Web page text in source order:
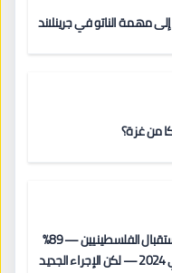
مهمة الناتو في جرينلاند
من غزة؟
بلجيكا: الأولى أوروبياً في استقبال الفلسطينيين — 89%
قبول لغزة و5,332 طلباً في 2024 — لكن الإجراء الجديد